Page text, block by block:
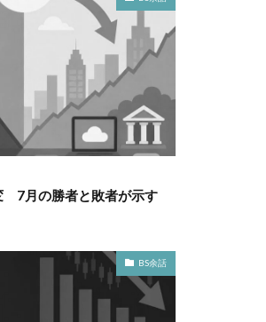
7月の勝者と敗者が示す
BS余話